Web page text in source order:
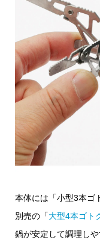
本体には「小型3本ゴ
別売の「大型4本ゴト
鍋が安定して調理し